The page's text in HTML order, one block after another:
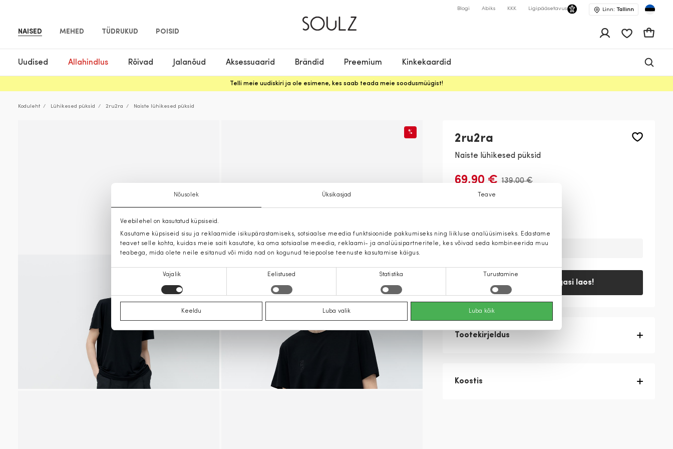
Nõusolek Üksikasjad Teave
Veebilehel on kasutatud küpsiseid.
Kasutame küpsiseid sisu ja reklaamide isikupärastamiseks, sotsiaalse meedia funktsioonide pakkumiseks ning liikluse analüüsimiseks. Edastame
teavet selle kohta, kuidas meie saiti kasutate, ka oma sotsiaalse meedia, reklaami- ja analüüsipartneritele, kes võivad seda kombineerida muu
teabega, mida olete neile esitanud või mida nad on kogunud teiepoolse teenuste kasutamise käigus.
Vajalik Eelistused Statistika Turustamine
Keeldu Luba valik Luba kõik
NAISED MEHED TÜDRUKUD POISID
Blogi Abiks KKK Ligipääsetavus Linn: Tallinn
Uudised Allahindlus Rõivad Jalanõud Aksessuaarid Brändid Preemium Kinkekaardid
Telli meie uudiskiri ja ole esimene, kes saab teada meie soodusmüügist!
Koduleht Lühikesed püksid 2ru2ra Naiste lühikesed püksid
%
2ru2ra
Naiste lühikesed püksid
69,90 € 139,00 €
Teavita, kui tagasi laos!
Tootekirjeldus
Koostis